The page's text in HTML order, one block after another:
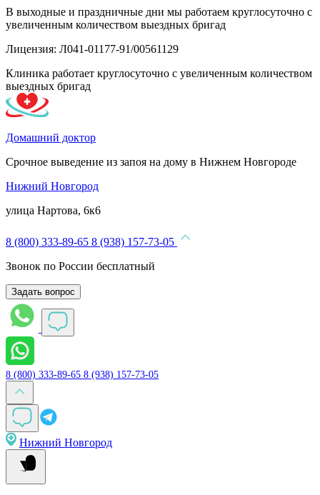
В выходные и праздничные дни мы работаем круглосуточно с
увеличенным количеством выездных бригад
Лицензия: Л041-01177-91/00561129
Клиника работает круглосуточно с увеличенным количеством
выездных бригад
Домашний доктор
Срочное выведение из запоя на дому в Нижнем Новгороде
Нижний Новгород
улица Нартова, 6к6
8 (800) 333-89-65 8 (938) 157-73-05
Звонок по России бесплатный
Задать вопрос
8 (800) 333-89-65 8 (938) 157-73-05
Нижний Новгород